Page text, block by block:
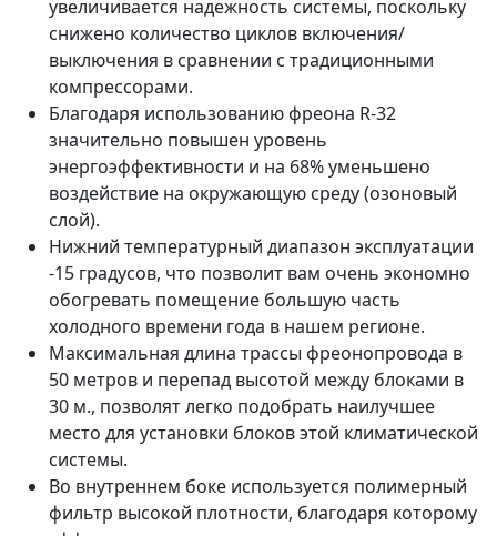
увеличивается надежность системы, поскольку
снижено количество циклов включения/
выключения в сравнении с традиционными
компрессорами.
Благодаря использованию фреона R-32
значительно повышен уровень
энергоэффективности и на 68% уменьшено
воздействие на окружающую среду (озоновый
слой).
Нижний температурный диапазон эксплуатации
-15 градусов, что позволит вам очень экономно
обогревать помещение большую часть
холодного времени года в нашем регионе.
Максимальная длина трассы фреонопровода в
50 метров и перепад высотой между блоками в
30 м., позволят легко подобрать наилучшее
место для установки блоков этой климатической
системы.
Во внутреннем боке используется полимерный
фильтр высокой плотности, благодаря которому